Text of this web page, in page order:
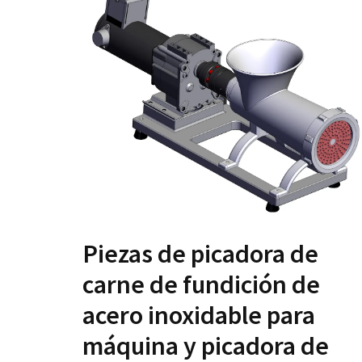
Piezas de picadora de
carne de fundición de
acero inoxidable para
máquina y picadora de